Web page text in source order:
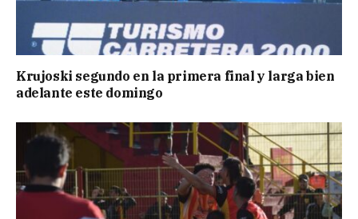
Krujoski segundo en la primera final y larga bien
adelante este domingo